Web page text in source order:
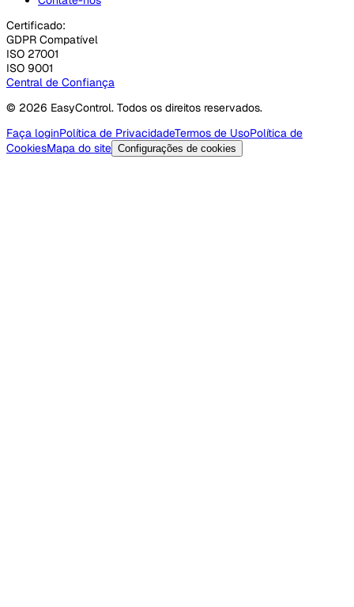
Certificado:
GDPR Compatível
ISO 27001
ISO 9001
Central de Confiança
© 2026 EasyControl. Todos os direitos reservados.
Faça loginPolítica de PrivacidadeTermos de UsoPolítica de
CookiesMapa do site Configurações de cookies